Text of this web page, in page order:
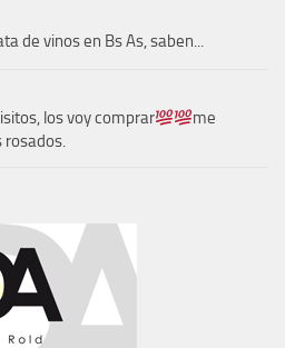
de vinos en Bs As, saben...
los voy comprar
me
rosados.